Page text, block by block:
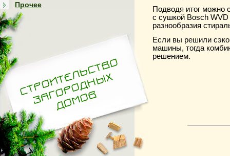
Прочее
Подводя итог можно
с сушкой Bosch
разнообразия
Если вы решили
машины, тогда
решением.